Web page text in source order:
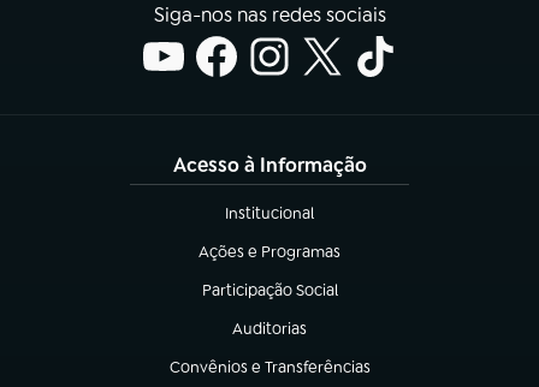
Siga-nos nas redes sociais
Acesso à Informação
Institucional
(abre em nova aba)
Ações e Programas
(abre em nova aba)
Participação Social
(abre em nova aba)
Auditorias
(abre em nova aba)
Convênios e Transferências
(abre em nova aba)